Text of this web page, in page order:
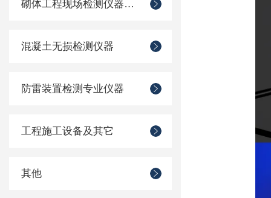
砌体工程现场检测仪器仪表
混凝土无损检测仪器
防雷装置检测专业仪器
工程施工设备及其它
其他